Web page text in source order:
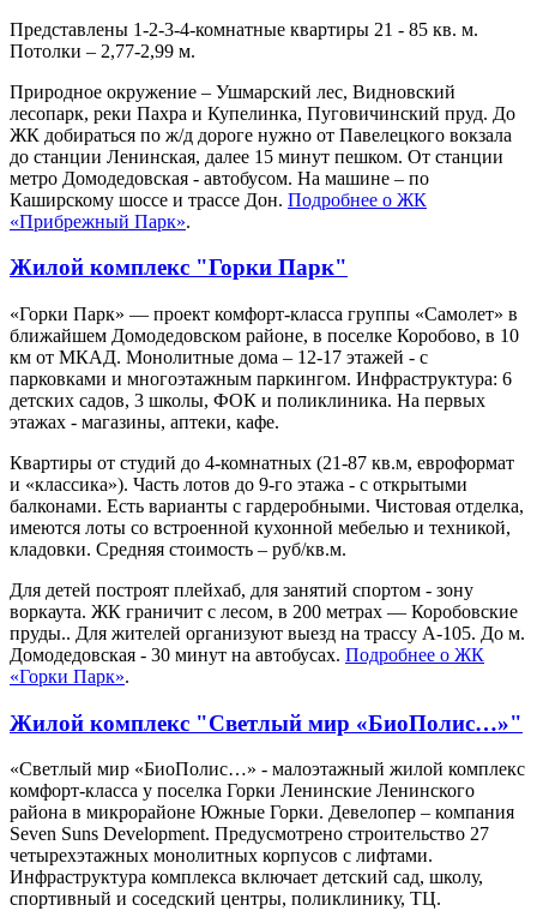
Представлены 1-2-3-4-комнатные квартиры 21 - 85 кв. м.
Потолки – 2,77-2,99 м.
Природное окружение – Ушмарский лес, Видновский
лесопарк, реки Пахра и Купелинка, Пуговичинский пруд. До
ЖК добираться по ж/д дороге нужно от Павелецкого вокзала
до станции Ленинская, далее 15 минут пешком. От станции
метро Домодедовская - автобусом. На машине – по
Каширскому шоссе и трассе Дон. Подробнее о ЖК
«Прибрежный Парк».
Жилой комплекс "Горки Парк"
«Горки Парк» — проект комфорт-класса группы «Самолет» в
ближайшем Домодедовском районе, в поселке Коробово, в 10
км от МКАД. Монолитные дома – 12-17 этажей - с
парковками и многоэтажным паркингом. Инфраструктура: 6
детских садов, 3 школы, ФОК и поликлиника. На первых
этажах - магазины, аптеки, кафе.
Квартиры от студий до 4-комнатных (21-87 кв.м, евроформат
и «классика»). Часть лотов до 9-го этажа - с открытыми
балконами. Есть варианты с гардеробными. Чистовая отделка,
имеются лоты со встроенной кухонной мебелью и техникой,
кладовки. Средняя стоимость – руб/кв.м.
Для детей построят плейхаб, для занятий спортом - зону
воркаута. ЖК граничит с лесом, в 200 метрах — Коробовские
пруды.. Для жителей организуют выезд на трассу А-105. До м.
Домодедовская - 30 минут на автобусах. Подробнее о ЖК
«Горки Парк».
Жилой комплекс "Светлый мир «БиоПолис…»"
«Светлый мир «БиоПолис…» - малоэтажный жилой комплекс
комфорт-класса у поселка Горки Ленинские Ленинского
района в микрорайоне Южные Горки. Девелопер – компания
Seven Suns Development. Предусмотрено строительство 27
четырехэтажных монолитных корпусов с лифтами.
Инфраструктура комплекса включает детский сад, школу,
спортивный и соседский центры, поликлинику, ТЦ.